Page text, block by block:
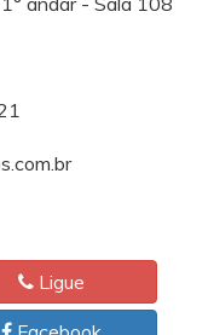
Ligue